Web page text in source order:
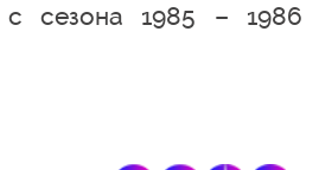
с сезона 1985 – 1986